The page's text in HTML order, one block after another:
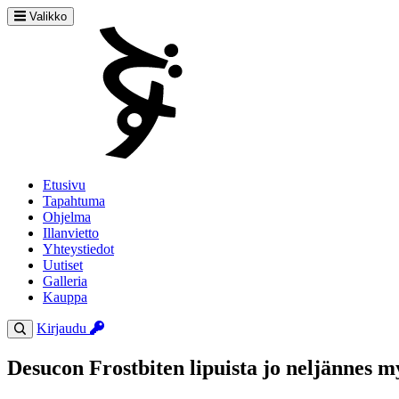
Valikko
Etusivu
Tapahtuma
Ohjelma
Illanvietto
Yhteystiedot
Uutiset
Galleria
Kauppa
Kirjaudu
Desucon Frostbiten lipuista jo neljännes